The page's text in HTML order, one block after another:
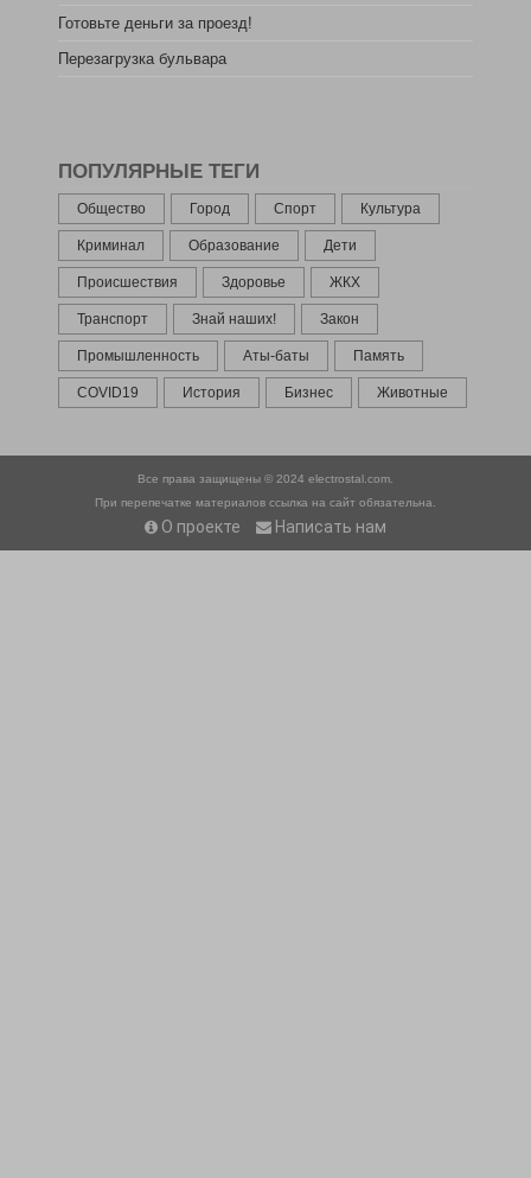
Готовьте деньги за проезд!
Перезагрузка бульвара
ПОПУЛЯРНЫЕ ТЕГИ
Общество Город Спорт Культура
Криминал Образование Дети
Происшествия Здоровье ЖКХ
Транспорт Знай наших! Закон
Промышленность Аты-баты Память
COVID19 История Бизнес Животные
Все права защищены © 2024 electrostal.com.
При перепечатке материалов ссылка на сайт обязательна.
О проекте Написать нам